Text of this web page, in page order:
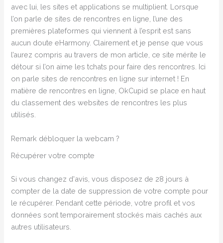
avec lui, les sites et applications se multiplient. Lorsque
l’on parle de sites de rencontres en ligne, l’une des
premières plateformes qui viennent à l’esprit est sans
aucun doute eHarmony. Clairement et je pense que vous
l’aurez compris au travers de mon article, ce site mérite le
détour si l’on aime les tchats pour faire des rencontres. Ici
on parle sites de rencontres en ligne sur internet ! En
matière de rencontres en ligne, OkCupid se place en haut
du classement des websites de rencontres les plus
utilisés.
Remark débloquer la webcam ?
Récupérer votre compte
Si vous changez d'avis, vous disposez de 28 jours à
compter de la date de suppression de votre compte pour
le récupérer. Pendant cette période, votre profil et vos
données sont temporairement stockés mais cachés aux
autres utilisateurs.